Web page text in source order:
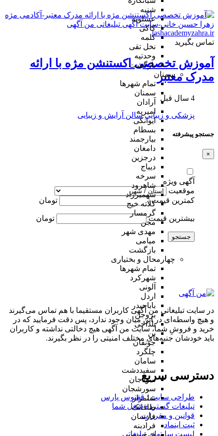
شنبه
عسلویه
کاکی
کلمه
نخل تقی
وحدتیه
بازگشت
سمنان
تمام شهر‌ها
سمنان
آرادان
امیریه
ایوانکی
بسطام
بیارجمند
دامغان
درجزین
دیباج
سرخه
شاهرود
شهمیرزاد
کلاته خیج
گرمسار
مجن
مهدی شهر
میامی
بازگشت
چهارمحال و بختیاری
تمام شهر‌ها
شهرکرد
آلونی
اردل
باباحیدر
بروجن
بلداجی
بن
جونقان
چلگرد
سامان
سفیددشت
سودجان
سورشجان
شلمزار
طاقانک
فارسان
فرادبنه
تماس بگیرید
آموزش تخصصی اکستنشن مژه با ارائه
مدرک معتبر
4 سال قبل
پزشکی و زیبایی سالن آرایش و زیبایی
جستجو پیشرفته
×
آگهی ویژه
موقعیت
کمترین قیمت
تومان
بیشترین قیمت تومان
جستجو
در سایت تبلیغاتی من آگهی کاربران مستقیما با هم تماس می‌گیرند
و هیچ واسطه‌ای در این میان وجود ندارد، پس دقت فرمایید که در
خرید و فروشِ شما، سایت من آگهی هیچ دخالتی نداشته و کاربران
باید خودشان جنبه‌های مختلف امنیتی را در نظر بگیرند.
دسترسی سریع
طراحی سایت :‌ ققنوس پارس
تبلیغات گسترده شغل شما
قوانین و مقررات
ثبت اینماد
لیست سایتهای تبلیغاتی